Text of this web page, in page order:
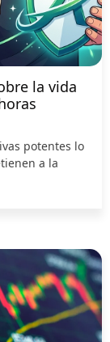
la vida
potentes lo
a la